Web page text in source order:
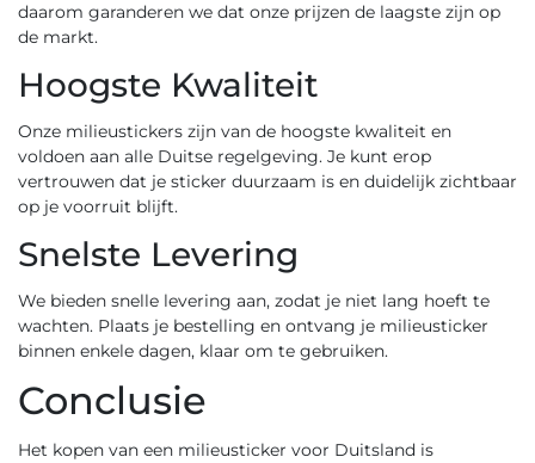
daarom garanderen we dat onze prijzen de laagste zijn op
de markt.
Hoogste Kwaliteit
Onze milieustickers zijn van de hoogste kwaliteit en
voldoen aan alle Duitse regelgeving. Je kunt erop
vertrouwen dat je sticker duurzaam is en duidelijk zichtbaar
op je voorruit blijft.
Snelste Levering
We bieden snelle levering aan, zodat je niet lang hoeft te
wachten. Plaats je bestelling en ontvang je milieusticker
binnen enkele dagen, klaar om te gebruiken.
Conclusie
Het kopen van een milieusticker voor Duitsland is